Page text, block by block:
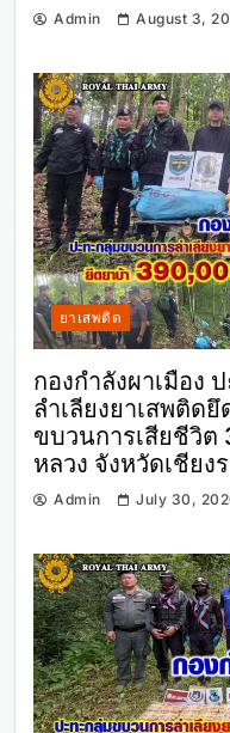
Admin August 3,
ยาเสพติด
กองกำลังผาเมือง
ลำเลียงยาเสพติด
ขบวนการเสียชีวิต
หลวง จังหวัดเชียง
Admin July 30,